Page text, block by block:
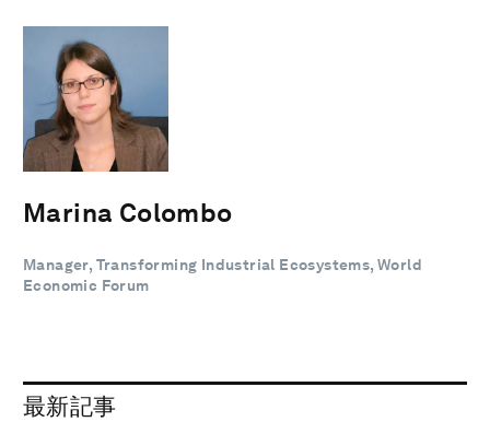
Marina Colombo
Manager, Transforming Industrial Ecosystems, World
Economic Forum
最新記事